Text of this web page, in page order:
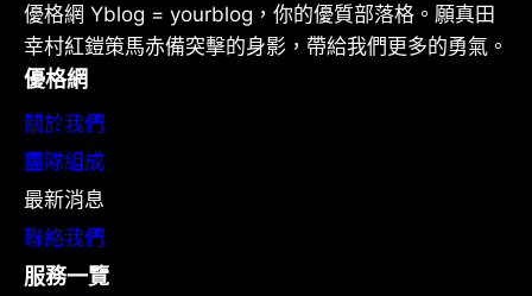
優格網 Yblog = yourblog，你的優質部落格。願真田
幸村紅鎧策馬赤備突擊的身影，帶給我們更多的勇氣。
優格網
關於我們
團隊組成
最新消息
聯絡我們
服務一覽